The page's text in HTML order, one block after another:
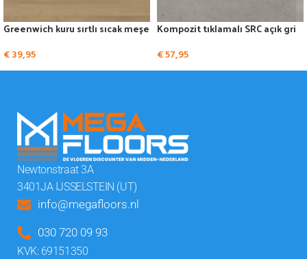
Greenwich kuru sırtlı sıcak meşe
€39,95
Kompozit tıklamalı SRC açık gri
€57,95
Newtonstraat 3A
3401JA IJSSELSTEIN (UT)
info@megafloors.nl
030 720 09 93
KVK: 69151350